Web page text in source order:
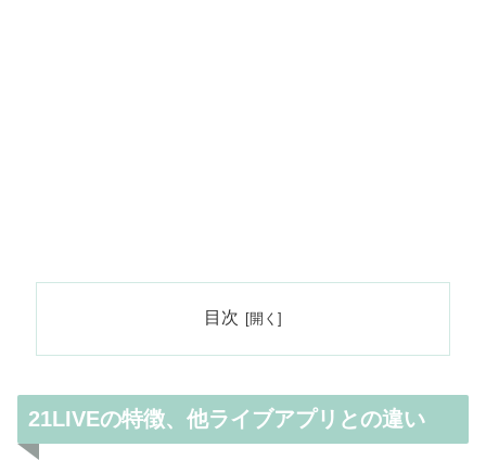
目次
21LIVEの特徴、他ライブアプリとの違い